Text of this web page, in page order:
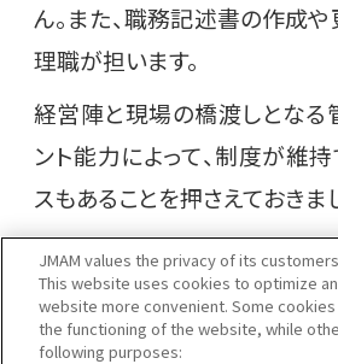
ん。また、職務記述書の作成
理職が担います。
経営陣と現場の橋渡しとなる
ント能力によって、制度が維
スもあることを押さえておきまし
社内から反発が起こるケー
ジョブ型雇用が導入されると
JMAM values the privacy of its
This website uses cookies to optimize
website more convenient. Some
the functioning of the website, while
following purposes: